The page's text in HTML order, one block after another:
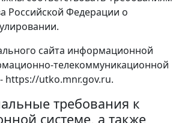
Российской Федерации о
сайта информационной
телекоммуникационной
https://utko.mnr.gov.ru.
требования к
системе, а также